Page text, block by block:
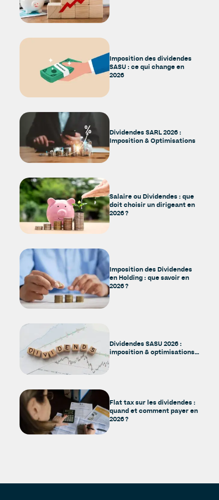
Imposition des dividendes
SASU : ce qui change en
2026
Dividendes SARL 2026 :
Imposition & Optimisations
Salaire ou Dividendes : que
doit choisir un dirigeant en
2026 ?
Imposition des Dividendes
en Holding : que savoir en
2026 ?
Dividendes SASU 2026 :
imposition & optimisations…
Flat tax sur les dividendes :
quand et comment payer en
2026 ?